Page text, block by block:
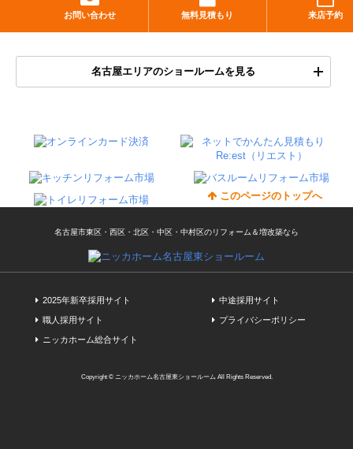
お問い合わせ 無料見積もり 来店予約
名古屋エリアのショールームを見る
このページのトップへ
名古屋市東区・西区・北区・中区・中村区のリフォーム＆増改築なら
2025年新卒採用サイト 中途採用サイト
職人採用サイト プライバシーポリシー
ニッカホーム総合サイト
Copyright © ニッカホーム名古屋東ショールーム All Rights Reserved.